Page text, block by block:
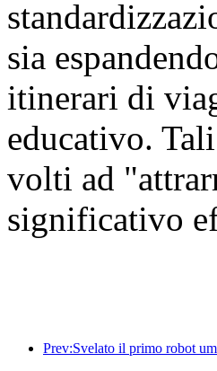
sia
itinerari di
educativo.
volti ad
significativo